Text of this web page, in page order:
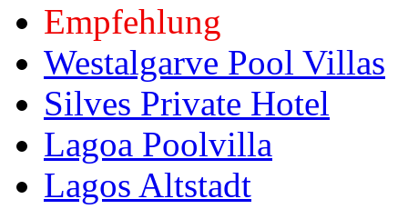
Empfehlung
Westalgarve Pool Villas
Silves Private Hotel
Lagoa Poolvilla
Lagos Altstadt